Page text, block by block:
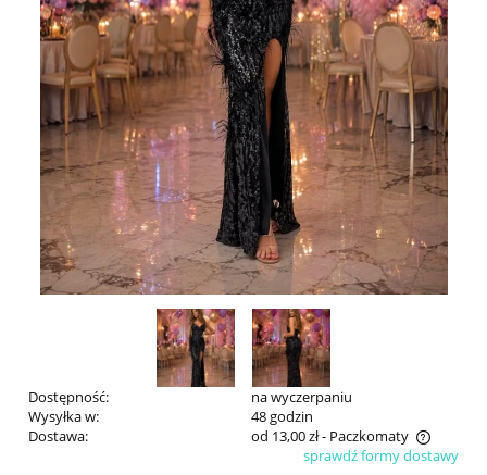
Dostępność:
na wyczerpaniu
Wysyłka w:
48 godzin
Dostawa:
od 13,00 zł- Paczkomaty
Cena nie zawiera ewentualnych kosztów płatnościsprawdź formy dostawy